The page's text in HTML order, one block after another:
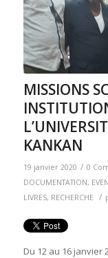
MISSIONS
KANKAN
19 janvier 2020 / 0
DOCUMENTATION,
LIVRES, RECHERCHE /
Du 12 au 16 janvier